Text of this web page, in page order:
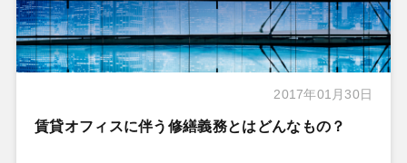
2017年01月30日
賃貸オフィスに伴う修繕義務とはどんなもの？